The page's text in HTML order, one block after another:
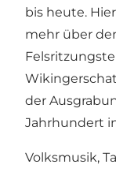
bis heute.
mehr über
der
Jahrhundert
Volksmusik,